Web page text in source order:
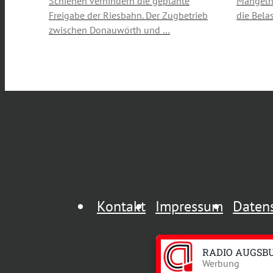
Freigabe der Riesbahn. Der Zugbetrieb
zwischen Donauwörth und …
die
Kontakt Impressum
RADIO
Werbung